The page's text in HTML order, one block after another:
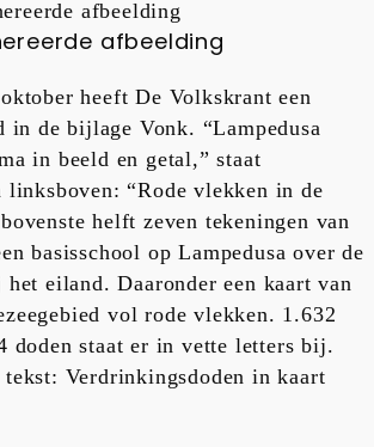
afbeelding
heeft De Volkskrant een
in de bijlage Vonk. “Lampedusa
in beeld en getal,” staat
linksboven: “Rode vlekken in de
helft zeven tekeningen van
basisschool op Lampedusa over de
het eiland. Daaronder een kaart van
vol rode vlekken. 1.632
doden staat er in vette letters bij.
Verdrinkingsdoden in kaart